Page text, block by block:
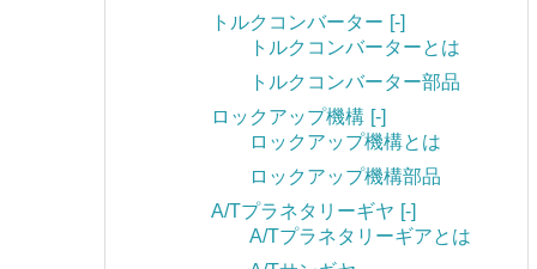
トルクコンバーター [-]
トルクコンバーターとは
トルクコンバーター部品
ロックアップ機構 [-]
ロックアップ機構とは
ロックアップ機構部品
A/Tプラネタリーギヤ [-]
A/Tプラネタリーギアとは